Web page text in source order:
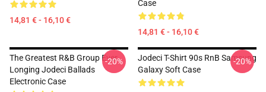
14,81 € - 16,10 €
Case
14,81 € - 16,10 €
The Greatest R&B Group Ever
Longing Jodeci Ballads
Electronic Case
-20%
Jodeci T-Shirt 90s RnB Samsung
Galaxy Soft Case
-20%